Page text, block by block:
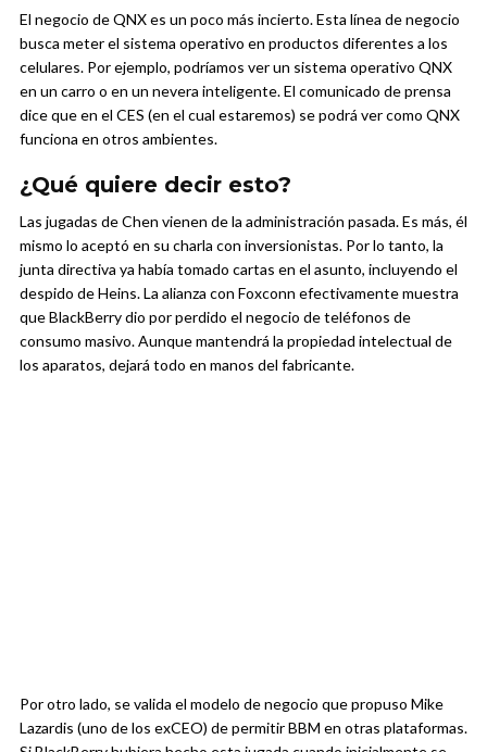
El negocio de QNX es un poco más incierto. Esta línea de negocio
busca meter el sistema operativo en productos diferentes a los
celulares. Por ejemplo, podríamos ver un sistema operativo QNX
en un carro o en un nevera inteligente. El comunicado de prensa
dice que en el CES (en el cual estaremos) se podrá ver como QNX
funciona en otros ambientes.
¿Qué quiere decir esto?
Las jugadas de Chen vienen de la administración pasada. Es más, él
mismo lo aceptó en su charla con inversionistas. Por lo tanto, la
junta directiva ya había tomado cartas en el asunto, incluyendo el
despido de Heins. La alianza con Foxconn efectivamente muestra
que BlackBerry dio por perdido el negocio de teléfonos de
consumo masivo. Aunque mantendrá la propiedad intelectual de
los aparatos, dejará todo en manos del fabricante.
Por otro lado, se valida el modelo de negocio que propuso Mike
Lazardis (uno de los exCEO) de permitir BBM en otras plataformas.